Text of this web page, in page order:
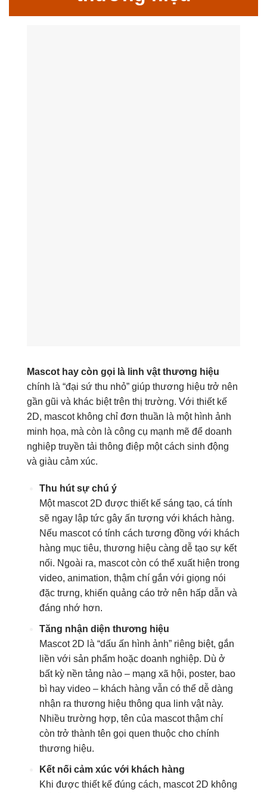
Mascot hay còn gọi là linh vật thương hiệu
chính là “đại sứ thu nhỏ” giúp thương hiệu trở nên
gần gũi và khác biệt trên thị trường. Với thiết kế
2D, mascot không chỉ đơn thuần là một hình ảnh
minh họa, mà còn là công cụ mạnh mẽ để doanh
nghiệp truyền tải thông điệp một cách sinh động
và giàu cảm xúc.
Thu hút sự chú ý
Một mascot 2D được thiết kế sáng tạo, cá tính
sẽ ngay lập tức gây ấn tượng với khách hàng.
Nếu mascot có tính cách tương đồng với khách
hàng mục tiêu, thương hiệu càng dễ tạo sự kết
nối. Ngoài ra, mascot còn có thể xuất hiện trong
video, animation, thậm chí gắn với giọng nói
đặc trưng, khiến quảng cáo trở nên hấp dẫn và
đáng nhớ hơn.
Tăng nhận diện thương hiệu
Mascot 2D là “dấu ấn hình ảnh” riêng biệt, gắn
liền với sản phẩm hoặc doanh nghiệp. Dù ở
bất kỳ nền tảng nào – mạng xã hội, poster, bao
bì hay video – khách hàng vẫn có thể dễ dàng
nhận ra thương hiệu thông qua linh vật này.
Nhiều trường hợp, tên của mascot thậm chí
còn trở thành tên gọi quen thuộc cho chính
thương hiệu.
Kết nối cảm xúc với khách hàng
Khi được thiết kế đúng cách, mascot 2D không